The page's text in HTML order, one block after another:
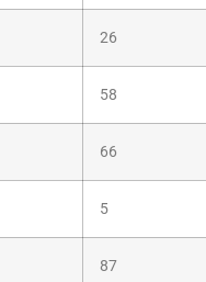
26
58
66
5
87